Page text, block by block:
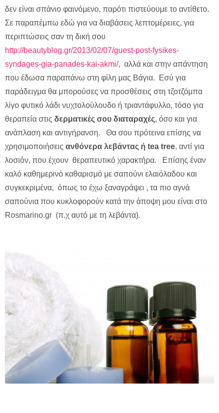
δεν είναι σπάνιο φαινόμενο, παρότι πιστεύουμε το αντίθετο.
Σε παραπέμπω εδώ για να διαβάσεις λεπτομέρειες, για
περιπτώσεις σαν τη δική σου
http://beautyblog.gr/2013/02/07/guest-post-fysikes-
syndages-gia-panades-kai-akmi/, αλλά και στην απάντηση
που έδωσα παραπάνω στη φίλη μας Βάγια. Εσύ για
παράδειγμα θα μπορούσες να προσθέσεις στη τζοτζόμπα
λίγο φυτικό λάδι νυχτολούλουδο ή τριαντάφυλλο, τόσο για
θεραπεία στις δερματικές σου διαταραχές, όσο και για
ανάπλαση και αντιγήρανση. Θα σου πρότεινα επίσης να
χρησιμοποιήσεις ανθόνερα λεβάντας ή tea tree, αντί για
λοσιόν, που έχουν θεραπευτικό χαρακτήρα. Επίσης έναν
καλό καθημερινό καθαρισμό με σαπούνι ελαιόλαδου και
συγκεκριμένα, όπως το έχω ξαναγράψει , τα πιο αγνά
σαπούνια που κυκλοφορούν κατά την άποψη μου είναι στο
Rosmarino.gr (π.χ αυτό με τη λεβάντα).